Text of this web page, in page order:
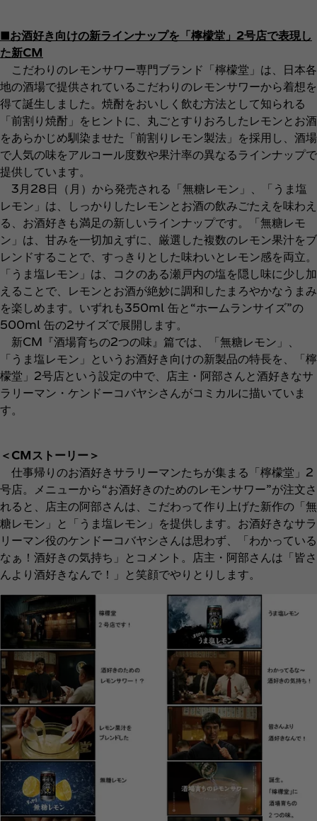
■お酒好き向けの新ラインナップを「檸檬堂」2号店で表現し
た新CM
こだわりのレモンサワー専門ブランド「檸檬堂」は、日本各
地の酒場で提供されているこだわりのレモンサワーから着想を
得て誕生しました。焼酎をおいしく飲む方法として知られる
「前割り焼酎」をヒントに、丸ごとすりおろしたレモンとお酒
をあらかじめ馴染ませた「前割りレモン製法」を採用し、酒場
で人気の味をアルコール度数や果汁率の異なるラインナップで
提供しています。
3月28日（月）から発売される「無糖レモン」、「うま塩
レモン」は、しっかりしたレモンとお酒の飲みごたえを味わえ
る、お酒好きも満足の新しいラインナップです。「無糖レモ
ン」は、甘みを一切加えずに、厳選した複数のレモン果汁をブ
レンドすることで、すっきりとした味わいとレモン感を両立。
「うま塩レモン」は、コクのある瀬戸内の塩を隠し味に少し加
えることで、レモンとお酒が絶妙に調和したまろやかなうまみ
を楽しめます。いずれも350ml 缶と“ホームランサイズ”の
500ml 缶の2サイズで展開します。
新CM『酒場育ちの2つの味』篇では、「無糖レモン」、
「うま塩レモン」というお酒好き向けの新製品の特長を、「檸
檬堂」2号店という設定の中で、店主・阿部さんと酒好きなサ
ラリーマン・ケンドーコバヤシさんがコミカルに描いていま
す。
＜CMストーリー＞
仕事帰りのお酒好きサラリーマンたちが集まる「檸檬堂」2
号店。メニューから“お酒好きのためのレモンサワー”が注文さ
れると、店主の阿部さんは、こだわって作り上げた新作の「無
糖レモン」と「うま塩レモン」を提供します。お酒好きなサラ
リーマン役のケンドーコバヤシさんは思わず、「わかっている
なぁ！酒好きの気持ち」とコメント。店主・阿部さんは「皆さ
んより酒好きなんで！」と笑顔でやりとりします。